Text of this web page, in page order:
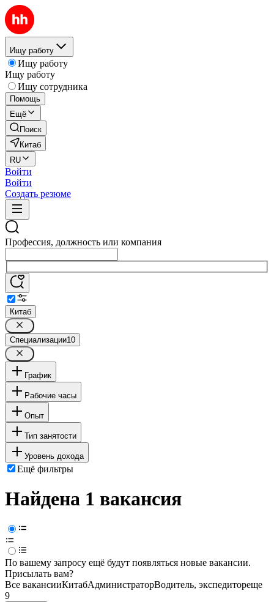
Ищу работу
Ищу работу
Ищу работу
Ищу сотрудника
Помощь
Ещё
Поиск
Китаб
RU
Войти
Войти
Создать резюме
Профессия, должность или компания
Китаб
Специализации10
График
Рабочие часы
Опыт
Тип занятости
Уровень дохода
Ещё фильтры
Найдена 1 вакансия
По вашему запросу ещё будут появляться новые вакансии.
Присылать вам?
Все вакансииКитабАдминистраторВодитель, экспедитореще
9